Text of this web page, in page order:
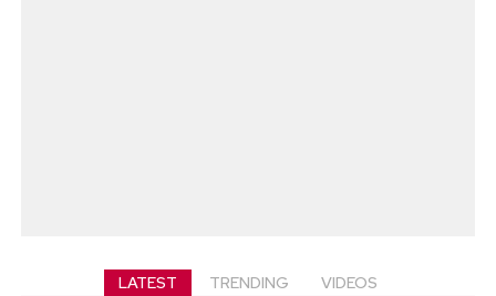
LATEST TRENDING VIDEOS